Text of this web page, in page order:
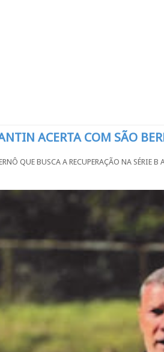
ACERTA COM SÃO
QUE BUSCA A RECUPERAÇÃO NA